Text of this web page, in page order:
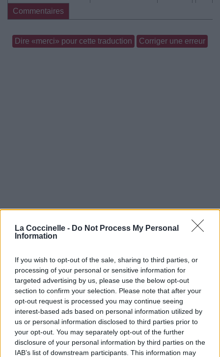
La Coccinelle - Do Not Process My Personal
Information
If you wish to opt-out of the sale, sharing to third parties, or
processing of your personal or sensitive information for
targeted advertising by us, please use the below opt-out
section to confirm your selection. Please note that after your
opt-out request is processed you may continue seeing
interest-based ads based on personal information utilized by
us or personal information disclosed to third parties prior to
your opt-out. You may separately opt-out of the further
disclosure of your personal information by third parties on the
IAB’s list of downstream participants. This information may
Commentaires
Dire «merci» pour cette traduction Corriger une erreur